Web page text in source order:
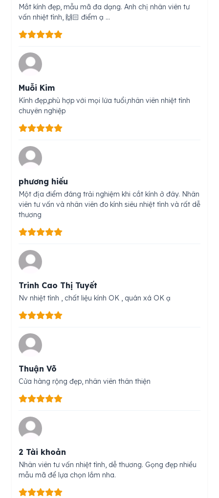
Mắt kính đẹp, mẫu mã đa dạng. Anh chị nhân viên tư
vấn nhiệt tình, 🙌🏻 điểm ạ …
Muỗi Kim
Kính đẹp,phù hợp với mọi lứa tuổi,nhân viên nhiệt tình
chuyên nghiệp
phương hiếu
Một địa điểm đáng trải nghiệm khi cắt kính ở đây. Nhân
viên tư vấn và nhân viên đo kính siêu nhiệt tình và rất dễ
thương
Trinh Cao Thị Tuyết
Nv nhiệt tình , chất liệu kính OK , quán xá OK ạ
Thuận Võ
Cửa hàng rộng đẹp, nhân viên thân thiện
2 Tài khoản
Nhân viên tư vấn nhiệt tình, dễ thương. Gọng đẹp nhiều
mẫu mã để lựa chọn lắm nha.